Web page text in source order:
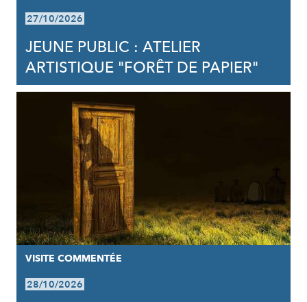
27/10/2026
JEUNE PUBLIC : ATELIER
ARTISTIQUE "FORÊT DE PAPIER"
VISITE COMMENTÉE
28/10/2026